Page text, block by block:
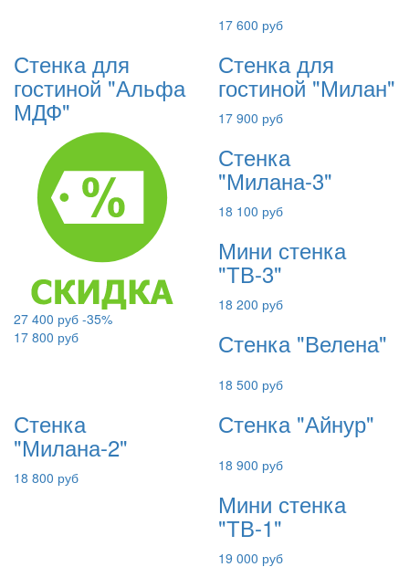
17 600 руб
Стенка для
гостиной "Альфа
МДФ"
27 400 руб -35%
17 800 руб
Стенка для
гостиной "Милан"
17 900 руб
Стенка
"Милана-3"
18 100 руб
Мини стенка
"ТВ-3"
18 200 руб
Стенка "Велена"
18 500 руб
Стенка
"Милана-2"
18 800 руб
Стенка "Айнур"
18 900 руб
Мини стенка
"ТВ-1"
19 000 руб